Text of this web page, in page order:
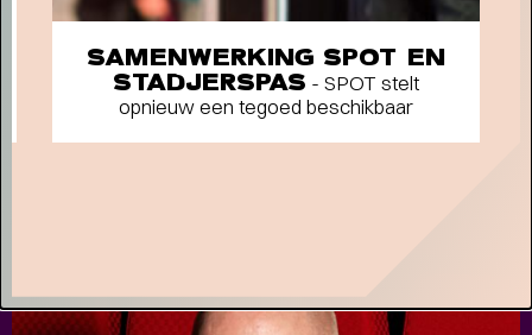
Short story
STADSPARK 100 JAAR- Legendarische
concerten op de Drafbaan
SAMENWERKING SPOT EN
STADJERSPAS - SPOT stelt
opnieuw een tegoed beschikbaar